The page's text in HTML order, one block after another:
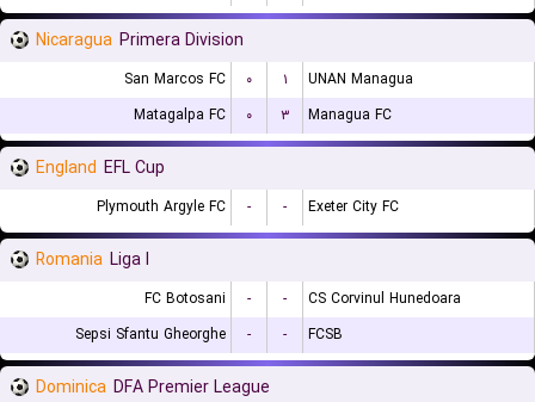
Nicaragua Primera Division
San Marcos FC ۰ ۱
UNAN Managua
Matagalpa FC
۰ ۳ Managua FC
England EFL Cup
Plymouth Argyle FC - - Exeter City FC
Romania Liga I
FC Botosani - -
CS Corvinul Hunedoara
Sepsi Sfantu Gheorghe
- - FCSB
Dominica DFA Premier League